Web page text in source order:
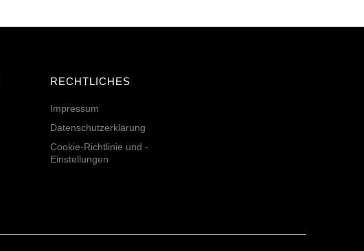
RECHTLICHES
Impressum
Datenschutzerklärung
Cookie-Richtlinie und -
Einstellungen